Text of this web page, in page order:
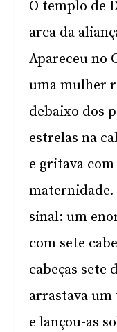
O templo de
arca da
Apareceu no
uma mulher
debaixo dos
estrelas na
e gritava com
maternidade.
sinal: um
com sete
cabeças sete
arrastava um
e lançou-as